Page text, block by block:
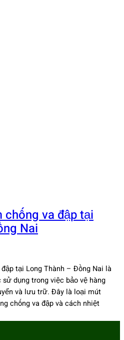
va đập tại
Nai
tại Long Thành – Đồng Nai là
dụng trong việc bảo vệ hàng
và lưu trữ. Đây là loại mút
chống va đập và cách nhiệt